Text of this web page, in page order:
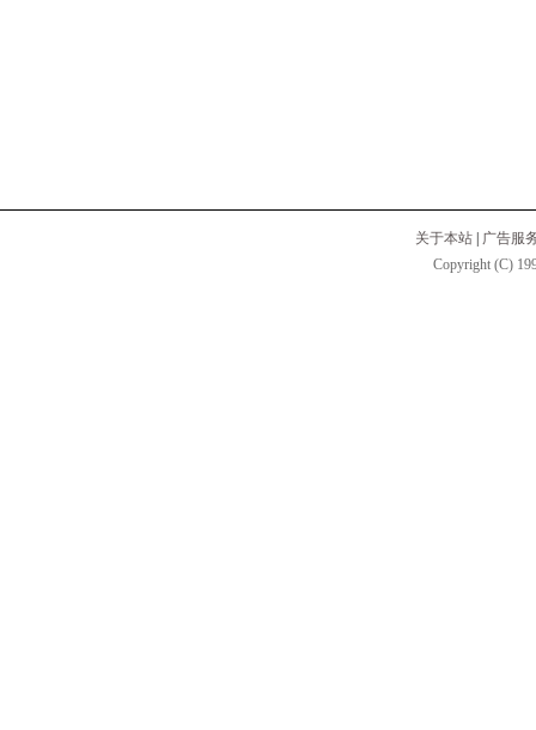
关于本站
广告服
Copyright (C)